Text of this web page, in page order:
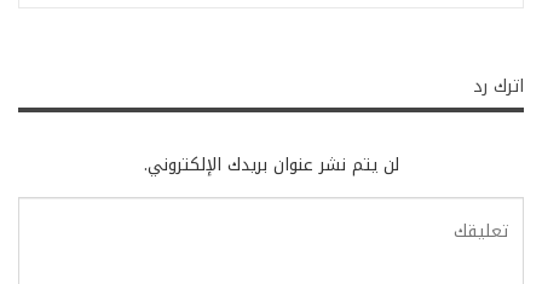
اترك رد
لن يتم نشر عنوان بريدك الإلكتروني.